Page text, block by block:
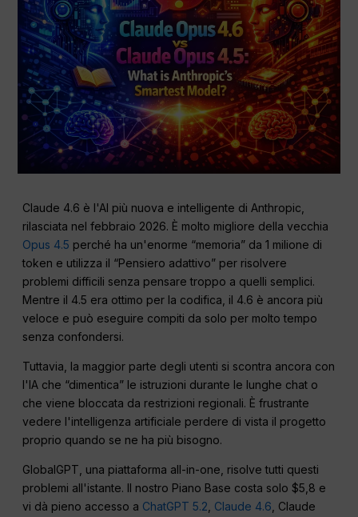
Claude 4.6 è l'AI più nuova e intelligente di Anthropic,
rilasciata nel febbraio 2026. È molto migliore della vecchia
Opus 4.5 perché ha un'enorme “memoria” da 1 milione di
token e utilizza il “Pensiero adattivo” per risolvere
problemi difficili senza pensare troppo a quelli semplici.
Mentre il 4.5 era ottimo per la codifica, il 4.6 è ancora più
veloce e può eseguire compiti da solo per molto tempo
senza confondersi.
Tuttavia, la maggior parte degli utenti si scontra ancora con
l'IA che “dimentica” le istruzioni durante le lunghe chat o
che viene bloccata da restrizioni regionali. È frustrante
vedere l'intelligenza artificiale perdere di vista il progetto
proprio quando se ne ha più bisogno.
GlobalGPT, una piattaforma all-in-one, risolve tutti questi
problemi all'istante. Il nostro Piano Base costa solo $5,8 e
vi dà pieno accesso a ChatGPT 5.2, Claude 4.6, Claude